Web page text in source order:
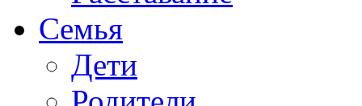
Семья
Дети